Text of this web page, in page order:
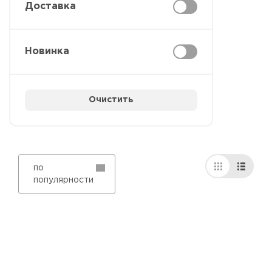
Доставка
Новинка
Очистить
по
популярности